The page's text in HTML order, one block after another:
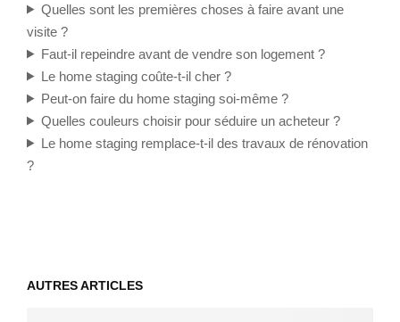
Quelles sont les premières choses à faire avant une
visite ?
Faut-il repeindre avant de vendre son logement ?
Le home staging coûte-t-il cher ?
Peut-on faire du home staging soi-même ?
Quelles couleurs choisir pour séduire un acheteur ?
Le home staging remplace-t-il des travaux de rénovation
?
AUTRES ARTICLES